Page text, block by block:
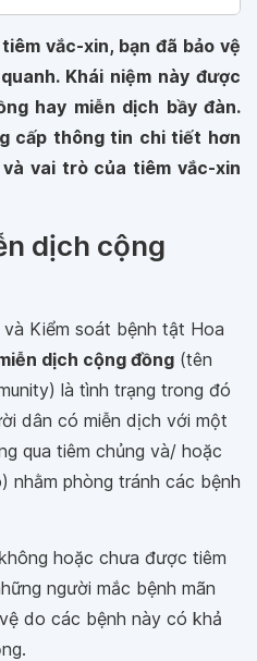
vắc-xin, bạn đã bảo vệ
Khái niệm này được
hay miễn dịch bầy đàn.
cấp thông tin chi tiết hơn
vai trò của tiêm vắc-xin
dịch cộng
Kiểm soát bệnh tật Hoa
dịch cộng đồng (tên
là tình trạng trong đó
dân có miễn dịch với một
qua tiêm chủng và/ hoặc
nhằm phòng tránh các bệnh
hoặc chưa được tiêm
người mắc bệnh mãn
do các bệnh này có khả